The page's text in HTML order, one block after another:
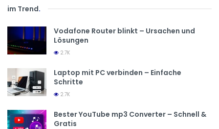
im Trend.
Vodafone Router blinkt – Ursachen und
Lösungen
2.7K
Laptop mit PC verbinden – Einfache
Schritte
2.7K
Bester YouTube mp3 Converter – Schnell &
Gratis